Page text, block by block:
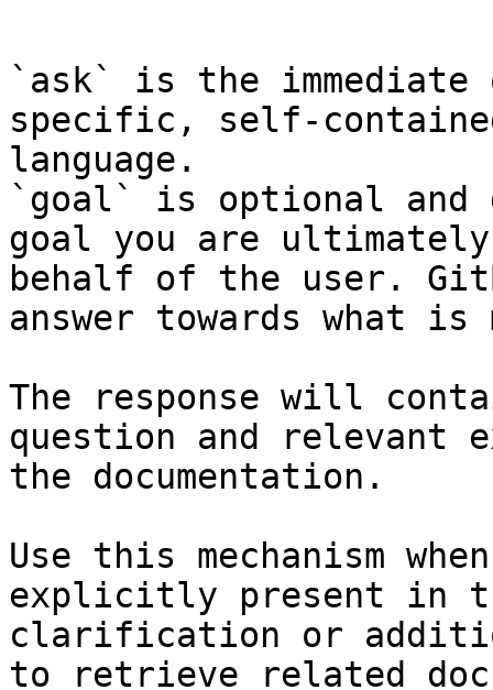
`ask` is the
specific, self-
language.
`goal` is optional and
goal you are
behalf of the user.
answer towards what
The response will
question and relevant
the documentation.
Use this mechanism
explicitly present in
clarification or